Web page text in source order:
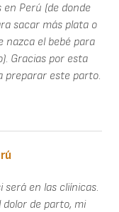
Perú (de donde
sacar más plata o
nazca el bebé para
Gracias por esta
preparar este parto.
será en las cliínicas.
de parto, mi